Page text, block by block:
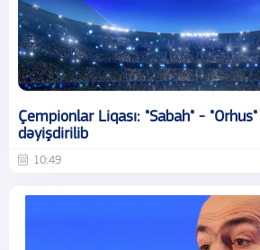
Çempionlar Liqası: "Sabah" -
dəyişdirilib
10:49